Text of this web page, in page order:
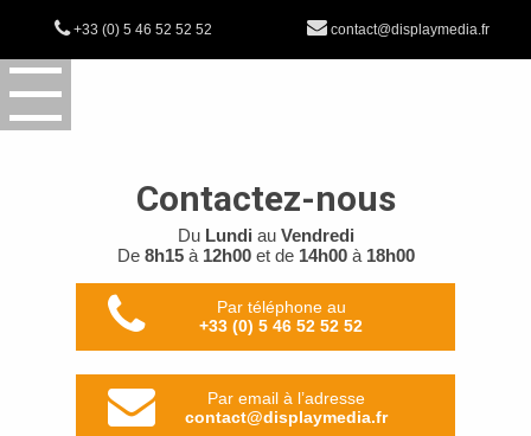
+33 (0) 5 46 52 52 52 contact@displaymedia.fr
Contactez-nous
Du Lundi au Vendredi
De 8h15à 12h00et de 14h00à 18h00
Par téléphone au
+33 (0) 5 46 52 52 52
Par email à l’adresse
contact@displaymedia.fr